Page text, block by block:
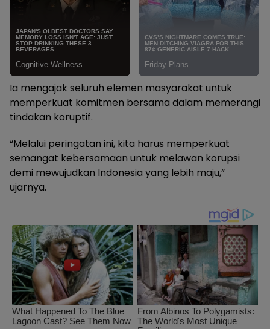
Ia mengajak seluruh elemen masyarakat untuk
memperkuat komitmen bersama dalam memerangi
tindakan koruptif.
“Melalui peringatan ini, kita harus memperkuat
semangat kebersamaan untuk melawan korupsi
demi mewujudkan Indonesia yang lebih maju,”
ujarnya.